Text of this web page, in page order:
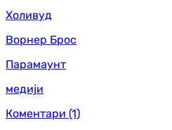
Холивуд
Ворнер Брос
Парамаунт
медији
Коментари (1)